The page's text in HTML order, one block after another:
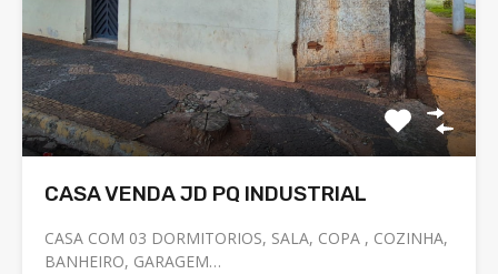
CASA VENDA JD PQ INDUSTRIAL
CASA COM 03 DORMITORIOS, SALA, COPA , COZINHA,
BANHEIRO, GARAGEM…